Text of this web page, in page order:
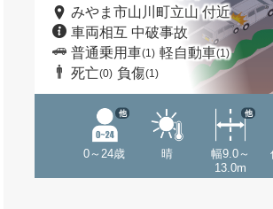
みやま市山川町立山 付近
車両相互 中破事故
普通乗用車(1) 軽自動車(1)
死亡(0) 負傷(1)
0～24歳
他
晴
幅9.0～
13.0m
他